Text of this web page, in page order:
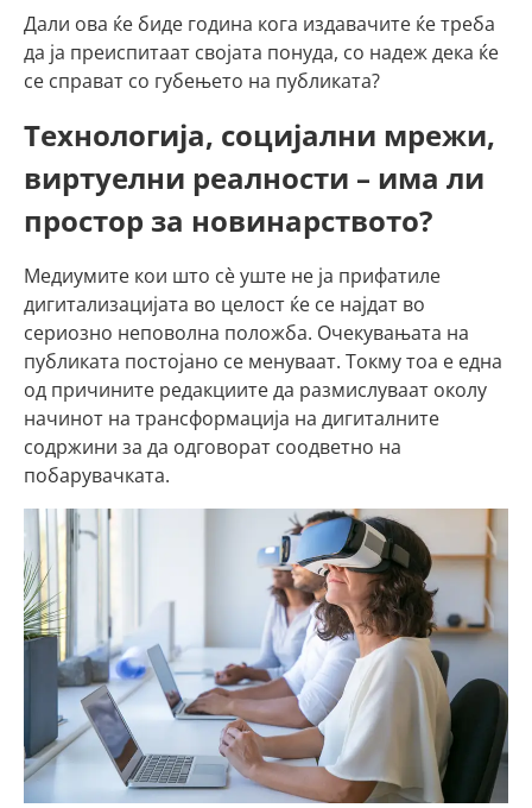
Дали ова ќе биде година кога издавачите ќе треба
да ја преиспитаат својата понуда, со надеж дека ќе
се справат со губењето на публиката?
Технологија, социјални мрежи,
виртуелни реалности – има ли
простор за новинарството?
Медиумите кои што сè уште не ја прифатиле
дигитализацијата во целост ќе се најдат во
сериозно неповолна положба. Очекувањата на
публиката постојано се менуваат. Токму тоа е една
од причините редакциите да размислуваат околу
начинот на трансформација на дигиталните
содржини за да одговорат соодветно на
побарувачката.